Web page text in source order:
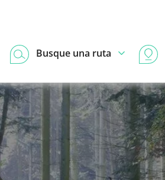
Busque una ruta